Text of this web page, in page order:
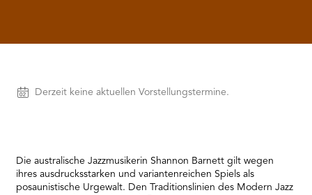
Vorstellungen
Derzeit keine aktuellen Vorstellungstermine.
Die australische Jazzmusikerin Shannon Barnett gilt wegen
ihres ausdrucksstarken und variantenreichen Spiels als
posaunistische Urgewalt. Den Traditionslinien des Modern Jazz